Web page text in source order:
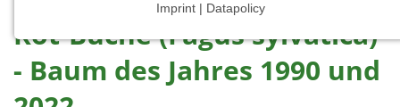
Rot-Buche (Fagus sylvatica)
- Baum des Jahres 1990 und
Imprint | Datapolicy